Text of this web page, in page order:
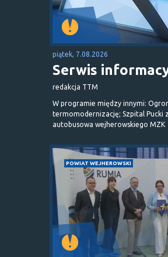
piątek, 7.08.2026
Serwis
redakcja TTM
W programie między innymi:
termomodernizację; Szpital Pucki
autobusowa wejherowskiego MZK
POWIAT WEJHEROWSKI